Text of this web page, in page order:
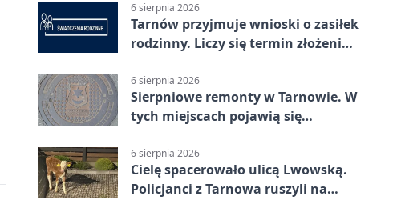
6 sierpnia 2026
Tarnów przyjmuje wnioski o zasiłek
rodzinny. Liczy się termin złożenia
6 sierpnia 2026
Sierpniowe remonty w Tarnowie. W
tych miejscach pojawią się
6 sierpnia 2026
Cielę spacerowało ulicą Lwowską.
Policjanci z Tarnowa ruszyli na